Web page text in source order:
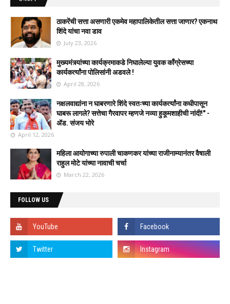
ठाकरेंची सत्ता असणारी एकमेव महापालिकेतील सत्ता जाणार? एकनाथ
शिंदे यांचा नवा डाव
July 23, 2026
मुख्यमंत्र्यांच्या कार्यक्रमाकडे निघालेल्या युवक काँग्रेसच्या
कार्यकर्त्यांना पोलिसांनी अडवले !
April 28, 2026
नक्षलवाद्यांना न घाबरणारे शिंदे स्वतःच्या कार्यकर्त्यांना कधीपासून
घाबरू लागले? सत्तेचा गैरवापर म्हणजे नव्या हुकूमशाहीची नांदी!" -
ॲड. संजय भोरे
April 12, 2026
महिला आयोगाच्या रुपाली चाकणकर यांच्या राजीनाम्यानंतर वैषाली
राहुल मोटे यांच्या नावाची चर्चा
March 22, 2026
FOLLOW US